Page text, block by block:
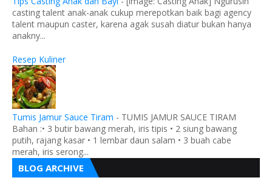
casting talent anak-anak cukup merepotkan baik bagi agency
talent maupun caster, karena agak susah diatur bukan hanya
anakny...
Resep Kuliner
Tumis Jamur Sauce Tiram - TUMIS JAMUR SAUCE TIRAM
Bahan :• 3 butir bawang merah, iris tipis • 2 siung bawang
putih, rajang kasar • 1 lembar daun salam • 3 buah cabe
merah, iris serong...
BLOG ARCHIVE